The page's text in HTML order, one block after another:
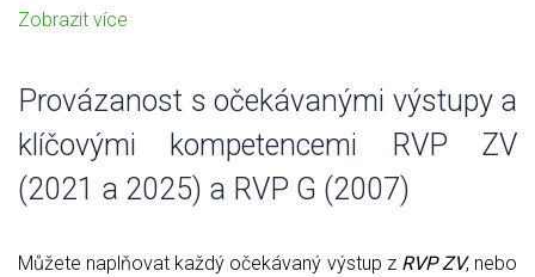
Zobrazit více
Provázanost s očekávanými výstupy a
klíčovými kompetencemi RVP ZV
(2021 a 2025) a RVP G (2007)
Můžete naplňovat každý očekávaný výstup z RVP ZV, nebo